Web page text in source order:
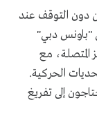
دون التوقف عند
"باونس دبي"
المتصلة، مع
الحركية.
إلى تفريغ